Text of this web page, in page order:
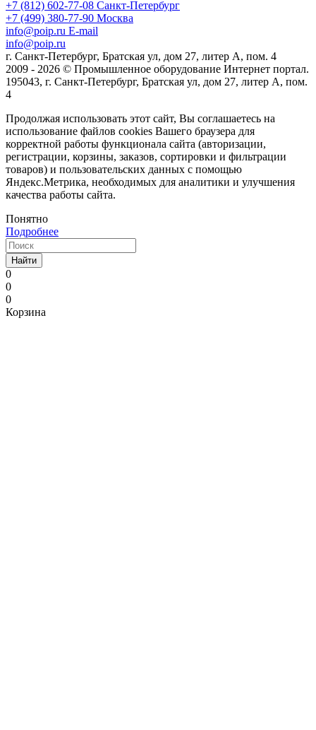
+7 (812) 602-77-08 Санкт-Петербург
+7 (499) 380-77-90 Москва
info@poip.ru E-mail
info@poip.ru
г. Санкт-Петербург, Братская ул, дом 27, литер А, пом. 4
2009 - 2026 © Промышленное оборудование Интернет портал.
195043, г. Санкт-Петербург, Братская ул, дом 27, литер А, пом.
4
Продолжая использовать этот сайт, Вы соглашаетесь на
использование файлов cookies Вашего браузера для
корректной работы функционала сайта (авторизации,
регистрации, корзины, заказов, сортировки и фильтрации
товаров) и пользовательских данных с помощью
Яндекс.Метрика, необходимых для аналитики и улучшения
качества работы сайта.
Понятно
Подробнее
Найти
0
0
0
Корзина